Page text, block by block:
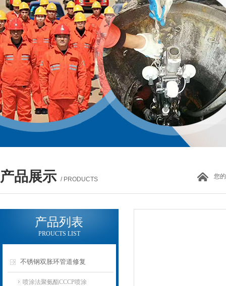
产品展示 / PRODUCTS 您
产品列表
PROUCTS LIST
不锈钢双胀环管道修复
喷涂法聚氨酯CCCP喷涂